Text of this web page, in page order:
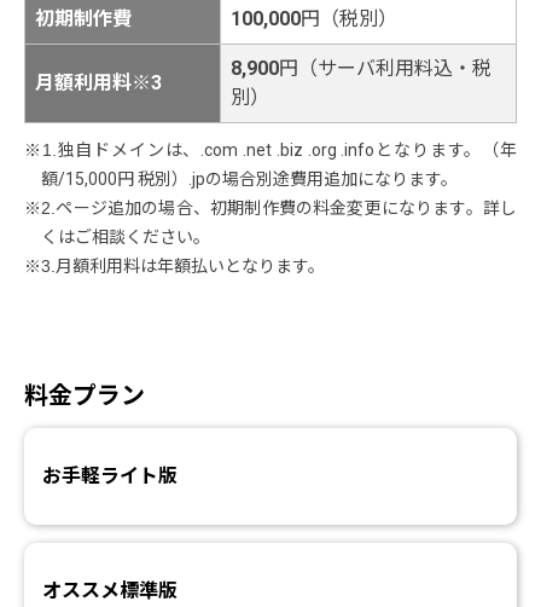
初期制作費 100,000円（税別）
月額利用料※3
8,900円（サーバ利用料込・税
別）
※1.独自ドメインは、.com .net .biz .org .infoとなります。（年
額/15,000円 税別）.jpの場合別途費用追加になります。
※2.ページ追加の場合、初期制作費の料金変更になります。詳し
くはご相談ください。
※3.月額利用料は年額払いとなります。
料金プラン
お手軽ライト版
オススメ標準版